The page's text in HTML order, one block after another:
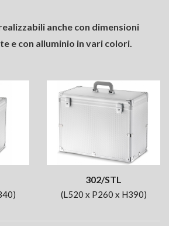
anche con dimensioni
e con alluminio in vari colori.
302/STL
(L520 x P260 x H390)